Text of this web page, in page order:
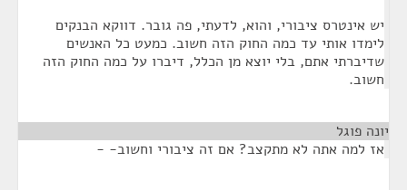
יש אינטרס ציבורי, והוא, לדעתי, פה גובר. דווקא הבנקים
לימדו אותי עד כמה החוק הזה חשוב. כמעט כל האנשים
שדיברתי אתם, בלי יוצא מן הכלל, דיברו על כמה החוק הזה
חשוב.
יונה פוגל
אז למה אתה לא מתקצב? אם זה ציבורי וחשוב- -